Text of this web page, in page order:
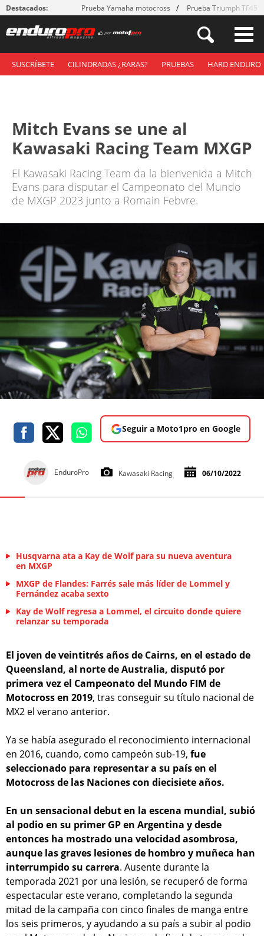
Destacados: Prueba Yamaha motocross Prueba Triumph
SUSCRÍBETE CILINDRADAS ¿RARAS? PRUEBAS HARD ENDURO
Mitch Evans se une al
Kawasaki Racing Team MXGP
El Kawasaki Racing Team da la bienvenida a Mitch
Evans para disputar el Campeonato del Mundo
de MXGP 2023 junto a Romain Febvre.
Seguir a Moto1pro en Google
EnduroPro Kawasaki Racing 06/10/2022
Husqvarna ata a Kay de Wolf para su nueva aventura
en MXGP
MXGP de Flandes: Farrés sale más líder de Lommel y
Fernández acaba sexto
Kay de Wolf regresa a Lommel, el circuito donde quiere
relanzar su temporada
El joven de veintitrés años de Cairns, en el estado de
Queensland, al norte de Australia, disputó por
primera vez el Campeonato del Mundo FIM de
Motocross en 2019, tras conseguir su título nacional de
MX2 el verano anterior.
Ya se había asegurado el reconocimiento internacional
en 2016, cuando, como campeón sub-19, fue
seleccionado para representar a su país en el
Motocross de las Naciones con diecisiete años.
En un sensacional debut en la escena mundial, subió
al podio en su primer GP en Argentina y desde
entonces ha mostrado una velocidad asombrosa,
aunque las graves lesiones de hombro y muñeca han
interrumpido su carrera. Ausente durante la
temporada 2021 por una lesión, se recuperó de forma
espectacular este verano, completando la segunda
mitad de la campaña con cinco finales de manga entre
los seis primeros, y ayudando a su país a subir al podio